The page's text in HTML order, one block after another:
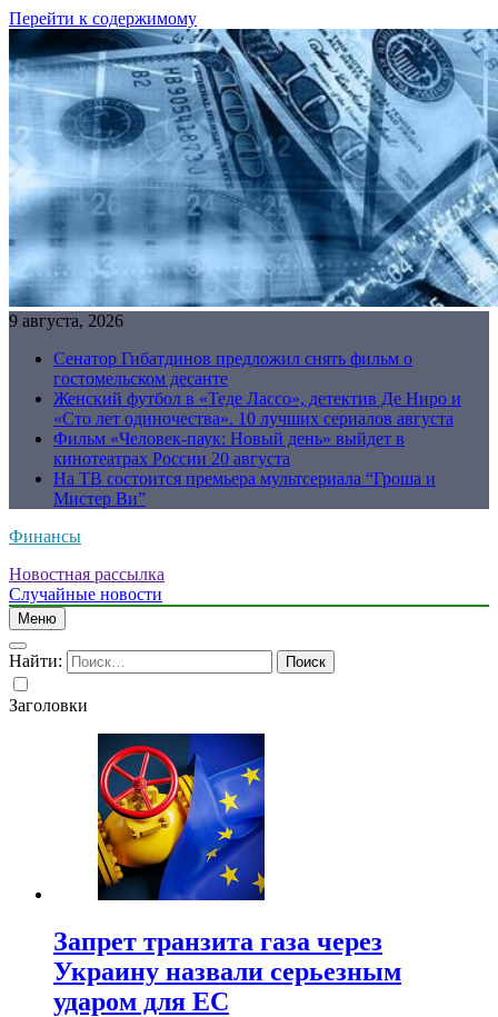
Перейти к содержимому
9 августа, 2026
Сенатор Гибатдинов предложил снять фильм о
гостомельском десанте
Женский футбол в «Теде Лассо», детектив Де Ниро и
«Сто лет одиночества». 10 лучших сериалов августа
Фильм «Человек-паук: Новый день» выйдет в
кинотеатрах России 20 августа
На ТВ состоится премьера мультсериала “Гроша и
Мистер Ви”
Финансы
Новостная рассылка
Случайные новости
Меню
Найти:
Заголовки
Запрет транзита газа через
Украину назвали серьезным
ударом для ЕС